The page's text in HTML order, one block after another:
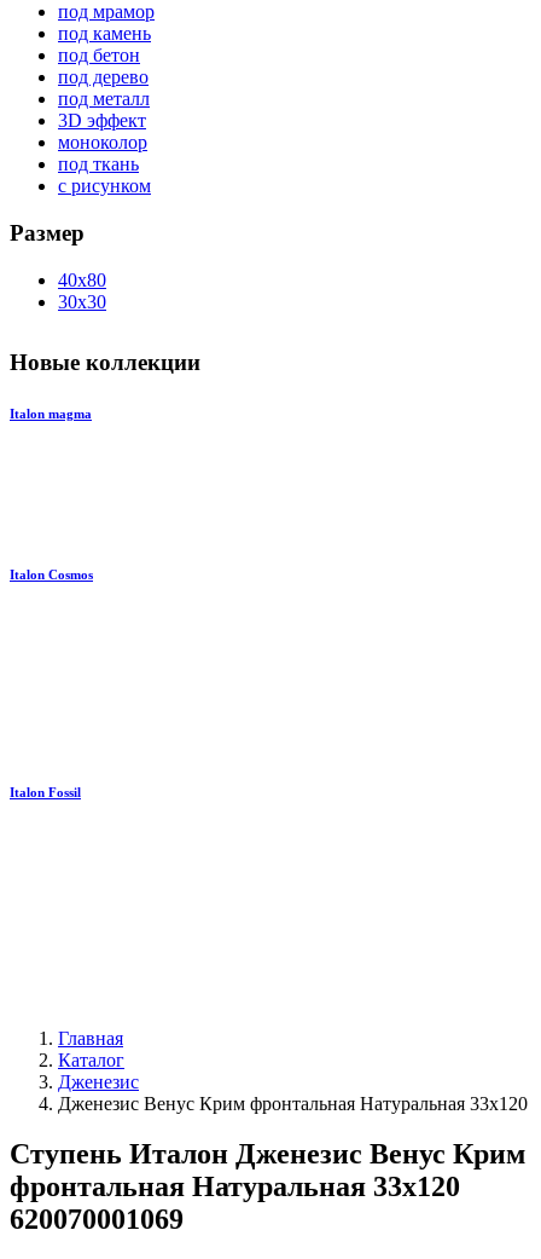
под мрамор
под камень
под бетон
под дерево
под металл
3D эффект
моноколор
под ткань
с рисунком
Размер
40x80
30x30
Новые коллекции
Italon magma
Italon Cosmos
Italon Fossil
Главная
Каталог
Дженезис
Дженезис Венус Крим фронтальная Натуральная 33x120
Ступень Италон Дженезис Венус Крим
фронтальная Натуральная 33x120
620070001069